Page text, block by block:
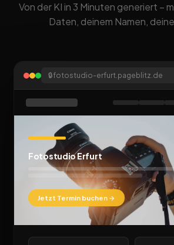
Von der KI in 3 Minuten generiert –
Daten, deinem Namen,
🔒fotostudio-erfurt.pageblitz.de
Fotostudio Erfurt
Jetzt Termin buchen →